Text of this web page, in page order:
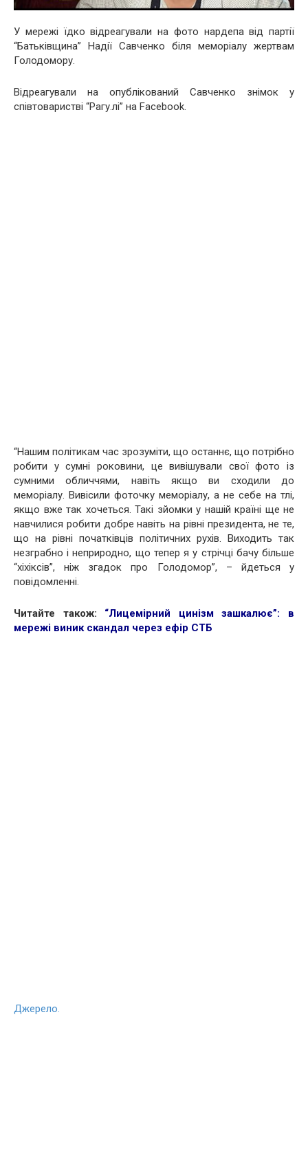
У мережі їдко відреагували на фото нардепа від партії
“Батьківщина” Надії Савченко біля меморіалу жертвам
Голодомору.
Відреагували на опублікований Савченко знімок у
співтоваристві “Рагу.лі” на Facebook.
“Нашим політикам час зрозуміти, що останнє, що потрібно
робити у сумні роковини, це вивішували свої фото із
сумними обличчями, навіть якщо ви сходили до
меморіалу. Вивісили фоточку меморіалу, а не себе на тлі,
якщо вже так хочеться. Такі зйомки у нашій країні ще не
навчилися робити добре навіть на рівні президента, не те,
що на рівні початківців політичних рухів. Виходить так
незграбно і неприродно, що тепер я у стрічці бачу більше
“хіхіксів”, ніж згадок про Голодомор”, – йдеться у
повідомленні.
Читайте також: “Лицемірний цинізм зашкалює”: в
мережі виник скандал через ефір СТБ
Джерело.